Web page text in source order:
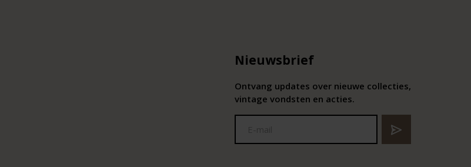
Nieuwsbrief
Ontvang updates over nieuwe collecties,
vintage vondsten en acties.